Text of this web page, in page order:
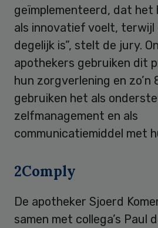
geïmplementeerd, dat het
als innovatief voelt,
degelijk is”, stelt de jury.
apothekers gebruiken dit
hun zorgverlening en
gebruiken het als
zelfmanagement en als
communicatiemiddel met
2Comply
De apotheker Sjoerd
samen met collega’s Paul